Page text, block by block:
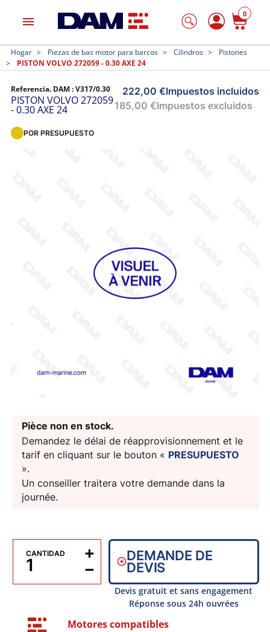
menu
0
Hogar Piezas de bas motor para barcos Cilindros
Pistones
PISTON VOLVO 272059 - 0.30 AXE 24
Referencia. DAM :V317/0.30
PISTON VOLVO 272059
- 0.30 AXE 24
222,00 €Impuestos incluidos
185,00 €Impuestos excluidos
POR PRESUPUESTO
Pièce non en stock.
Demandez le délai de réapprovisionnement et le
tarif en cliquant sur le bouton « PRESUPUESTO
».
Un conseiller traitera votre demande dans la
journée.
CANTIDAD
−
+ DEMANDE DE
DEVIS
Devis gratuit et sans engagement
Réponse sous 24h ouvrées
Motores compatibles